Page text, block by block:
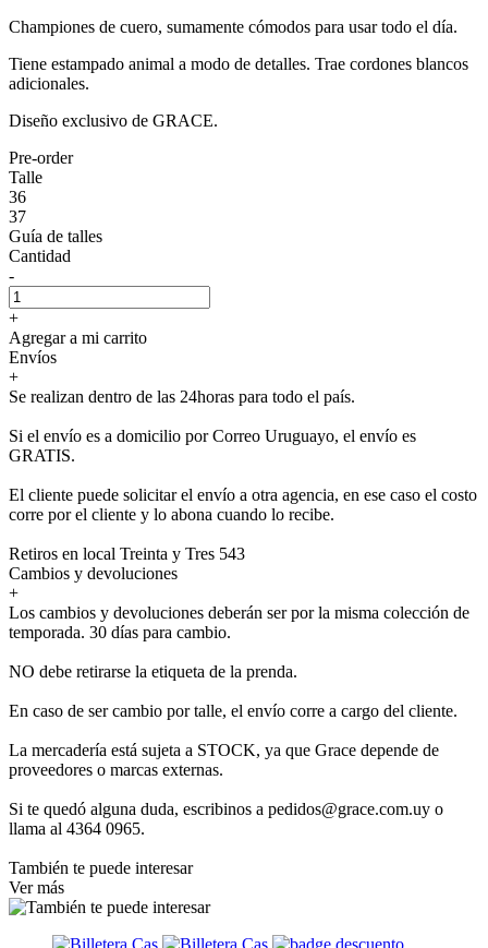
Championes de cuero, sumamente cómodos para usar todo el día.
Tiene estampado animal a modo de detalles. Trae cordones blancos
adicionales.
Diseño exclusivo de GRACE.
Pre-order
Talle
36
37
Guía de talles
Cantidad
-
+
Agregar a mi carrito
Envíos
+
Se realizan dentro de las 24horas para todo el país.
Si el envío es a domicilio por Correo Uruguayo, el envío es
GRATIS.
El cliente puede solicitar el envío a otra agencia, en ese caso el costo
corre por el cliente y lo abona cuando lo recibe.
Retiros en local Treinta y Tres 543
Cambios y devoluciones
+
Los cambios y devoluciones deberán ser por la misma colección de
temporada. 30 días para cambio.
NO debe retirarse la etiqueta de la prenda.
En caso de ser cambio por talle, el envío corre a cargo del cliente.
La mercadería está sujeta a STOCK, ya que Grace depende de
proveedores o marcas externas.
Si te quedó alguna duda, escribinos a pedidos@grace.com.uy o
llama al 4364 0965.
También te puede interesar
Ver más